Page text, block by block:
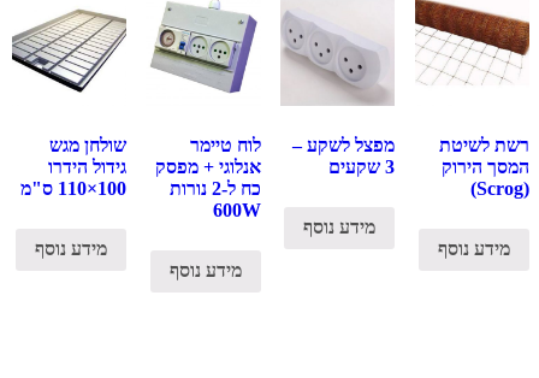
רשת לשיטת
המסך הירוק
(Scrog)
מידע נוסף
מפצל לשקע –
3 שקעים
מידע נוסף
לוח טיימר
אנלוגי + מפסק
כח ל-2 נורות
600W
מידע נוסף
שולחן מגש
גידול הידרו
100×110 ס"מ
מידע נוסף